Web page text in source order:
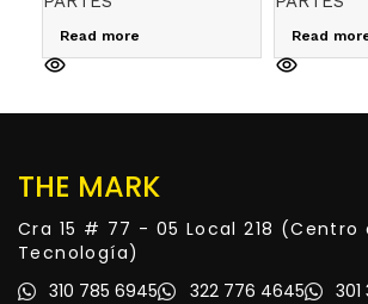
Read more Read
THE MARK
Cra 15 # 77 - 05 Local 218 (Centro
Tecnología)
310 785 6945
322 776 4645 301